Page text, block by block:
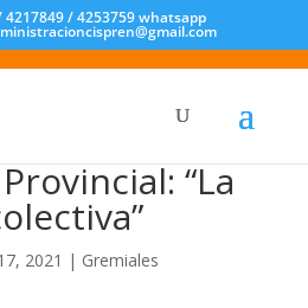
4217849 / 4253759 whatsapp
“La
2021 | Gremiales